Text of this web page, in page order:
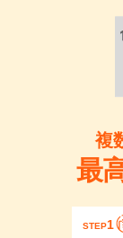
複
最
STEP1